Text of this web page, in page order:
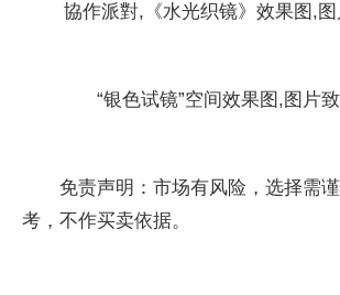
協作派對,《水光织镜》效果图,
“银色试镜”空间效果图,图片
免责声明：市场有风险，选择需
考，不作买卖依据。